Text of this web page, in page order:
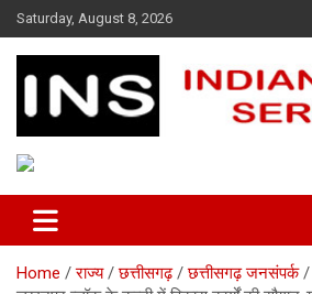
Skip
to
content
Saturday, August 8, 2026
Indian News Service
Home राज्य छत्तीसगढ़
छत्तीसगढ़ जनसंपर्क